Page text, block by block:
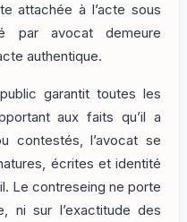
attachée à l’acte sous
par avocat demeure
authentique.
garantit toutes les
aux faits qu’il a
contestés, l’avocat se
écrites et identité
Le contreseing ne porte
ni sur l’exactitude des